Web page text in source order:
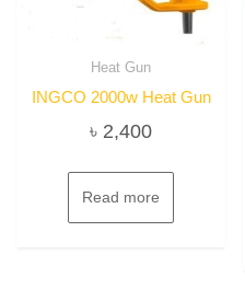
Heat Gun
INGCO 2000w Heat Gun
৳ 2,400
Read more